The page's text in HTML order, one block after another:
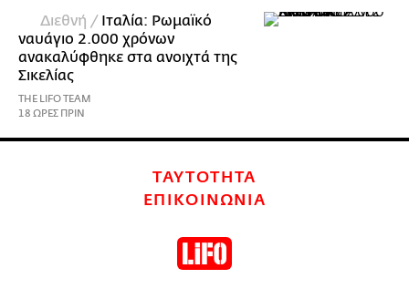
Διεθνή / Ιταλία: Ρωμαϊκό
ναυάγιο 2.000 χρόνων
ανακαλύφθηκε στα ανοιχτά της
Σικελίας
THE LIFO TEAM
18 ΩΡΕΣ ΠΡΙΝ
ΤΑΥΤΟΤΗΤΑ
ΕΠΙΚΟΙΝΩΝΙΑ